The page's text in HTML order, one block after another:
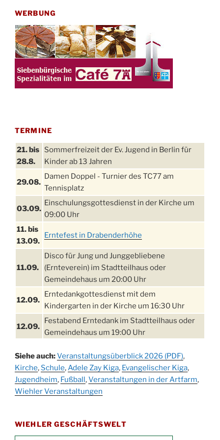
WERBUNG
TERMINE
21. bis
28.8.
Sommerfreizeit der Ev. Jugend in Berlin für
Kinder ab 13 Jahren
29.08.
Damen Doppel - Turnier des TC77 am
Tennisplatz
03.09.
Einschulungsgottesdienst in der Kirche um
09:00 Uhr
11. bis
13.09.
Erntefest in Drabenderhöhe
11.09.
Disco für Jung und Junggebliebene
(Ernteverein) im Stadtteilhaus oder
Gemeindehaus um 20:00 Uhr
12.09.
Erntedankgottesdienst mit dem
Kindergarten in der Kirche um 16:30 Uhr
12.09.
Festabend Erntedank im Stadtteilhaus oder
Gemeindehaus um 19:00 Uhr
13.09.
Stadtteilhaus um 14:00 Uhr
19.09.
Schlagerabend im Stadtteilhaus
Drabenderhöhe
Kinderbibeltag im Ev. Gemeindehaus von 10-
Siehe auch:Veranstaltungsüberblick 2026 (PDF),
Kirche, Schule,Adele Zay Kiga, Evangelischer Kiga,
Jugendheim, Fußball,Veranstaltungen in der Artfarm,
Wiehler Veranstaltungen
WIEHLER GESCHÄFTSWELT